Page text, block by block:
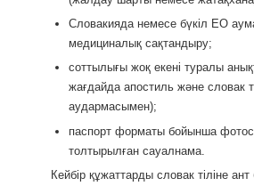
Словакияда немесе бүкіл ЕО
медициналық сақтандыру;
соттылығы жоқ екені туралы
жағдайда апостиль және словак
аудармасымен);
паспорт форматы бойынша
толтырылған сауалнама.
Кейбір құжаттарды словак тіліне